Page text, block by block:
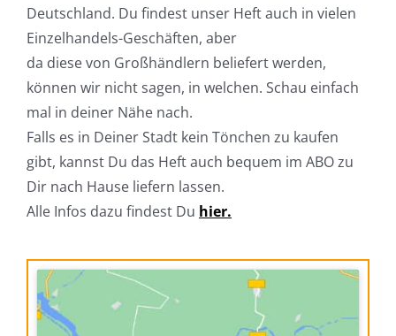
Deutschland. Du findest unser Heft auch in vielen
Einzelhandels-Geschäften, aber
da diese von Großhändlern beliefert werden,
können wir nicht sagen, in welchen. Schau einfach
mal in deiner Nähe nach.
Falls es in Deiner Stadt kein Tönchen zu kaufen
gibt, kannst Du das Heft auch bequem im ABO zu
Dir nach Hause liefern lassen.
Alle Infos dazu findest Du hier.